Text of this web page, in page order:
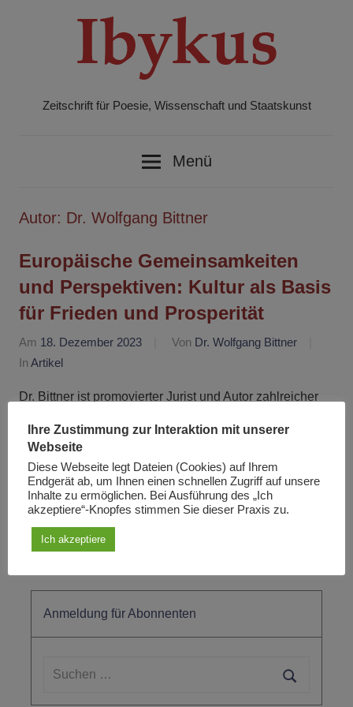
Zeitschrift für Poesie, Wissenschaft und Staatskunst
Menü
Autor: Dr. Wolfgang Bittner
Europäische Gemeinsamkeiten
und Perspektiven: Kultur als Basis
für Frieden und Prosperität
Am 18. Dezember 2023 Von Dr. Wolfgang Bittner
In Artikel
Dr. Bittner ist promovierter Jurist und Autor zahlreicher
Internet-Konferenzen des Schiller-Instituts 2022 und
2023 erregten große Aufmerksamkeit. Sie können auf
der Internet-Seite des Schiller-Instituts aufgerufen
werden. Nachdem in den …
Weiterlesen
Anmeldung für Abonnenten
Suchen
Ihre Zustimmung zur Interaktion mit unserer
Webseite
Diese Webseite legt Dateien (Cookies) auf Ihrem
Endgerät ab, um Ihnen einen schnellen Zugriff auf unsere
Inhalte zu ermöglichen. Bei Ausführung des „Ich
akzeptiere“-Knopfes stimmen Sie dieser Praxis zu.
Ich akzeptiere